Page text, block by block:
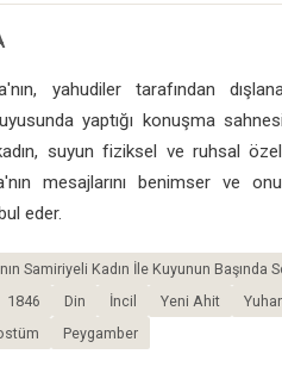
yahudiler tarafından
yaptığı konuşma
suyun fiziksel ve ruhsal
mesajlarını benimser ve
eder.
Samiriyeli Kadın İle Kuyunun Başında
1846 Din İncil Yeni Ahit
Peygamber